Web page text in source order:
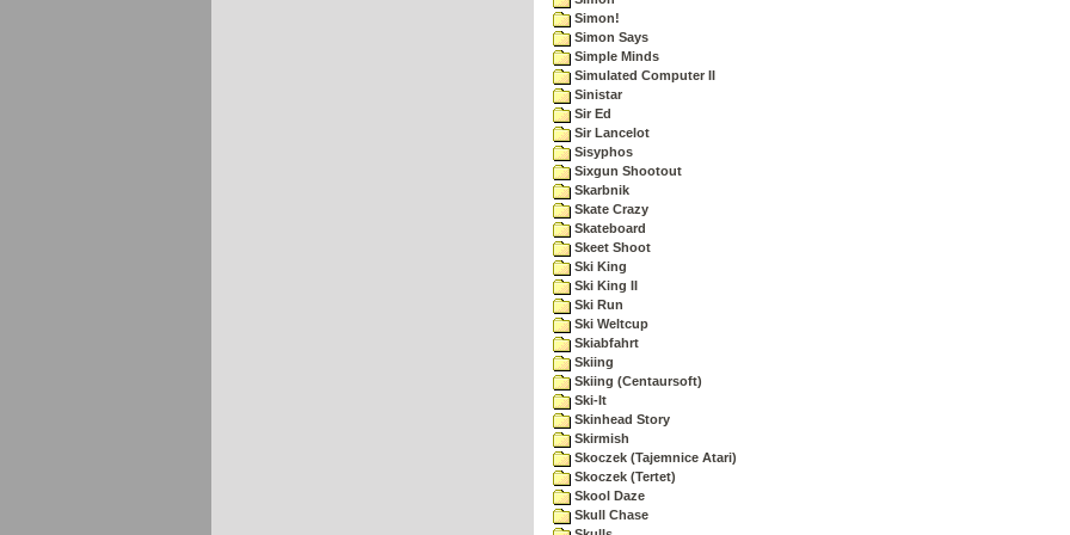
Simon!
Simon Says
Simple Minds
Simulated Computer II
Sinistar
Sir Ed
Sir Lancelot
Sisyphos
Sixgun Shootout
Skarbnik
Skate Crazy
Skateboard
Skeet Shoot
Ski King
Ski King II
Ski Run
Ski Weltcup
Skiabfahrt
Skiing
Skiing (Centaursoft)
Ski-It
Skinhead Story
Skirmish
Skoczek (Tajemnice Atari)
Skoczek (Tertet)
Skool Daze
Skull Chase